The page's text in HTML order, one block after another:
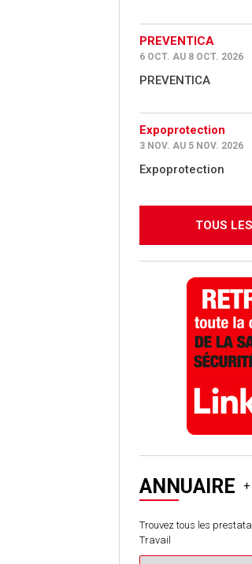
PREVENTICA
6 OCT. AU 8 OCT. 2026
PREVENTICA
Expoprotection
3 NOV. AU 5 NOV. 2026
Expoprotection
TOUS
ANNUAIRE
Trouvez tous les
Travail